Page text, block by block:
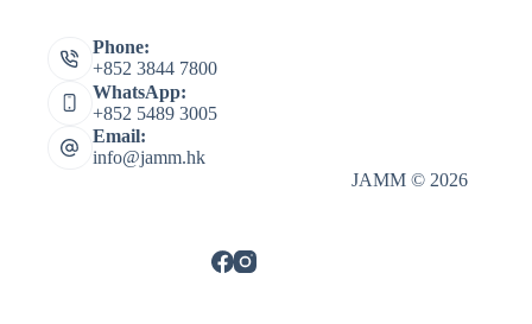
Phone:
+852 3844 7800
WhatsApp:
+852 5489 3005
Email:
info@jamm.hk
JAMM © 2026